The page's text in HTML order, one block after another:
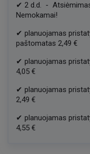
✔ 2 d.d. -
Nemokamai!
✔ planuojamas
paštomatas 2,49 €
✔ planuojamas
4,05 €
✔ planuojamas
2,49 €
✔ planuojamas
4,55 €